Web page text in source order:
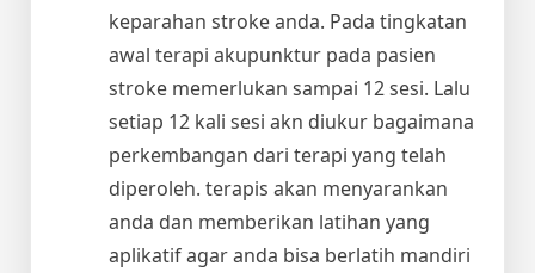
keparahan stroke anda. Pada tingkatan
awal terapi akupunktur pada pasien
stroke memerlukan sampai 12 sesi. Lalu
setiap 12 kali sesi akn diukur bagaimana
perkembangan dari terapi yang telah
diperoleh. terapis akan menyarankan
anda dan memberikan latihan yang
aplikatif agar anda bisa berlatih mandiri